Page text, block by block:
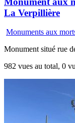
La Verpillière
Monuments aux
Monument situé rue
982 vues au total, 0